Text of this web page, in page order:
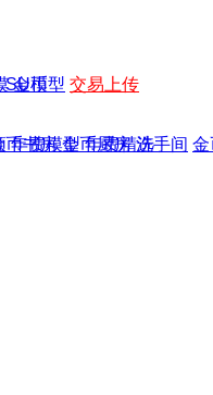
金币
年费模型 年费精选
SU模型 交易上传
币书房 金币厨房 洗手间 金